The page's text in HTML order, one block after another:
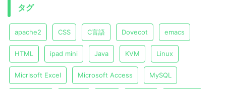
タグ
apache2 CSS C言語 Dovecot emacs
HTML ipad mini Java KVM Linux
Micrlsoft Excel Microsoft Access MySQL